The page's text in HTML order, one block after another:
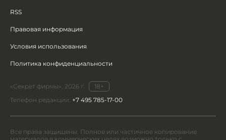
RSS
Правовая информация
Условия использования
Политика конфиденциальности
«Секрет фирмы», 2026 г.
18+
Телефон редакции: +7 495 785-17-00
Все права защищены. Полное или частичное копирование